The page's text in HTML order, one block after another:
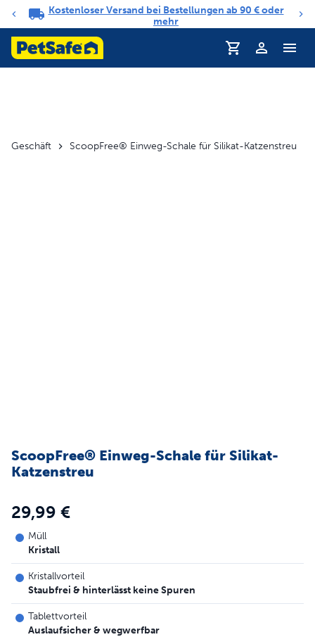
Benachrichtigungs-Karussell
Kostenloser Versand bei Bestellungen ab 90 € oder
mehr
Profil
Geschäft ScoopFree® Einweg-Schale für Silikat-Katzenstreu
ScoopFree® Einweg-Schale für Silikat-
Katzenstreu
29,99 €
Müll
Kristall
Kristallvorteil
Staubfrei & hinterlässt keine Spuren
Tablettvorteil
Auslaufsicher & wegwerfbar